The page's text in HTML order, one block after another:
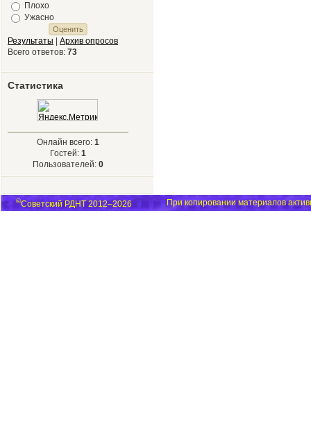
Плохо
Ужасно
Результаты
Архив опросов
Всего ответов: 73
Статистика
Онлайн всего: 1
Гостей: 1
Пользователей: 0
©Советский РДНТ 2012–2026 При копировании материалов